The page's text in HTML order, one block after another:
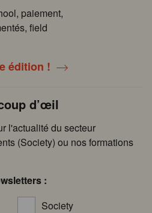
paiement,
field
édition !
d’œil
l'actualité du secteur
(Society) ou nos formations
:
Society